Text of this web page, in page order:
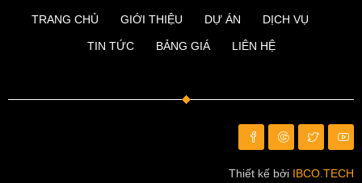
TRANG CHỦ GIỚI THIỆU DỰ ÁN DỊCH VỤ
TIN TỨC BẢNG GIÁ LIÊN HỆ
Thiết kế bởi IBCO.TECH